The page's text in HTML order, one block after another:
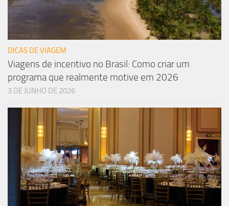
DICAS DE VIAGEM
Viagens de incentivo no Brasil: Como criar um
programa que realmente motive em 2026
3 DE JUNHO DE 2026